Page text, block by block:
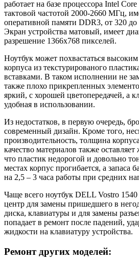
работает на базе процессора Intel
тактовой частотой 2000-2660 МГц,
оперативной памяти DDR3, от 320 до
Экран устройства матовый, имеет
разрешение 1366х768 пикселей.
Ноутбук может похвастаться
корпуса из текстурированого
вставками. В таком исполнении не
также плохо прикрепленных
яркий, с хорошей цветопередачей, а
удобная в использовании.
Из недостатков, в первую очередь,
современный дизайн. Кроме того,
производительность, толщина
качество материалов также
что пластик недорогой и довольно
местах корпус прогибается, а запаса
на 2,5 – 3 часа работы при средних
Чаще всего ноутбук DELL Vostro
центр для замены пришедшего в
диска, клавиатуры и для замены
попадает в ремонт после падений,
жидкости на клавиатуру устройства.
Ремонт других моделей: